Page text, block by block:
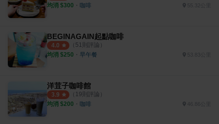
均消 $300 ・ 咖啡 55.32公里
BEGINAGAIN起點咖啡
4.0 （ 51 則評論）
均消 $250 ・ 早午餐 53.83公里
洋荳子咖啡館
3.9 （ 19則評論）
均消 $200 ・ 咖啡 46.86公里